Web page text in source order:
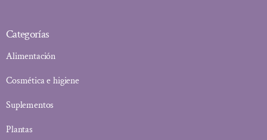
Categorías
Alimentación
Cosmética e higiene
Suplementos
Plantas